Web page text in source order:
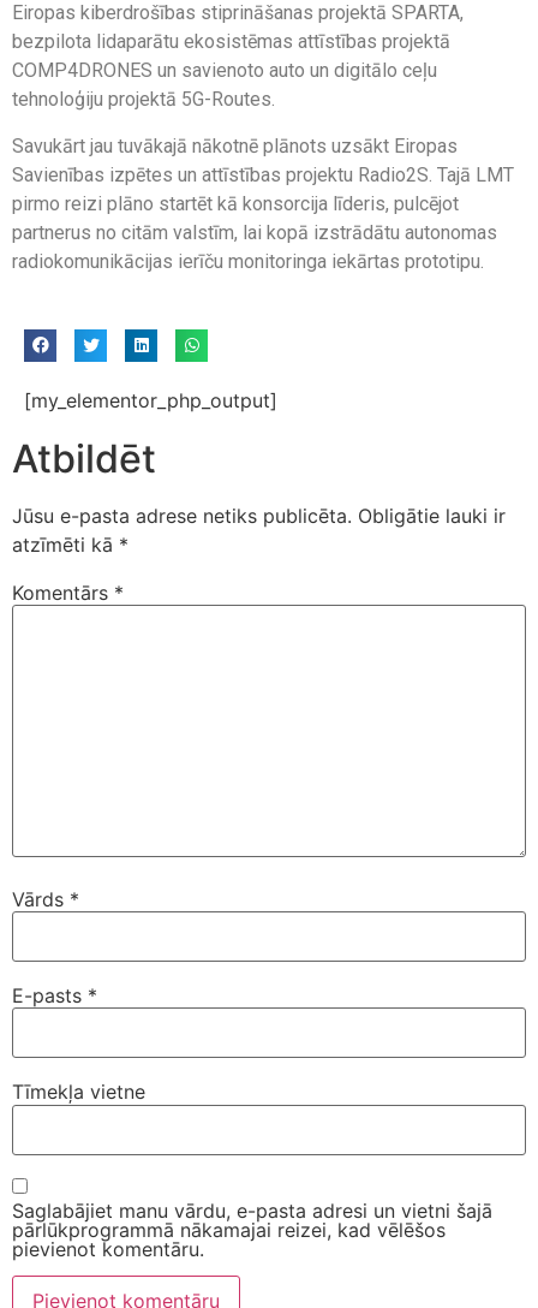
Eiropas kiberdrošības stiprināšanas projektā SPARTA,
bezpilota lidaparātu ekosistēmas attīstības projektā
COMP4DRONES un savienoto auto un digitālo ceļu
tehnoloģiju projektā 5G-Routes.
Savukārt jau tuvākajā nākotnē plānots uzsākt Eiropas
Savienības izpētes un attīstības projektu Radio2S. Tajā LMT
pirmo reizi plāno startēt kā konsorcija līderis, pulcējot
partnerus no citām valstīm, lai kopā izstrādātu autonomas
radiokomunikācijas ierīču monitoringa iekārtas prototipu.
[my_elementor_php_output]
Atbildēt
Jūsu e-pasta adrese netiks publicēta. Obligātie lauki ir
atzīmēti kā *
Komentārs *
Vārds *
E-pasts *
Tīmekļa vietne
Saglabājiet manu vārdu, e-pasta adresi un vietni šajā
pārlūkprogrammā nākamajai reizei, kad vēlēšos
pievienot komentāru.